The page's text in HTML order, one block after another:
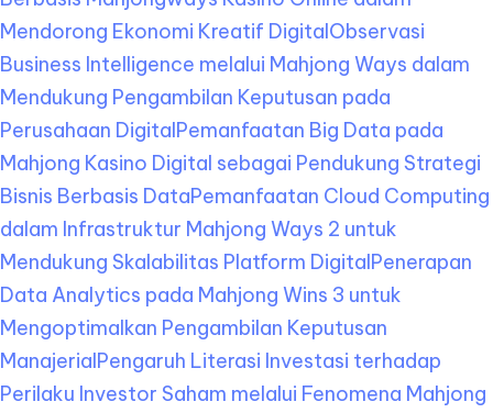
Mendorong Ekonomi Kreatif DigitalObservasi
Business Intelligence melalui Mahjong Ways dalam
Mendukung Pengambilan Keputusan pada
Perusahaan DigitalPemanfaatan Big Data pada
Mahjong Kasino Digital sebagai Pendukung Strategi
Bisnis Berbasis DataPemanfaatan Cloud Computing
dalam Infrastruktur Mahjong Ways 2 untuk
Mendukung Skalabilitas Platform DigitalPenerapan
Data Analytics pada Mahjong Wins 3 untuk
Mengoptimalkan Pengambilan Keputusan
ManajerialPengaruh Literasi Investasi terhadap
Perilaku Investor Saham melalui Fenomena Mahjong